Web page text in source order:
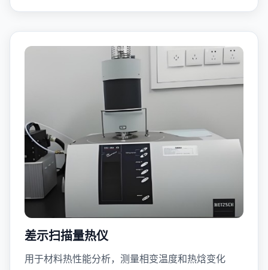
差示扫描量热仪
用于材料热性能分析，测量相变温度和热焓变化